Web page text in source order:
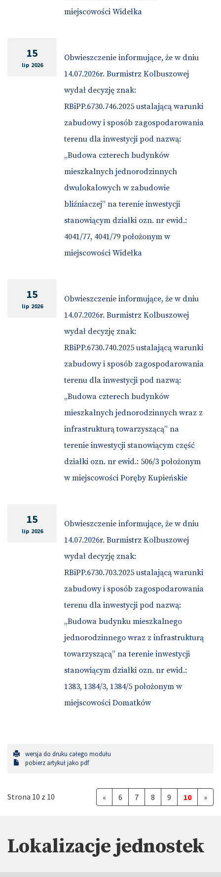
miejscowości Widełka
15
lip 2026
Obwieszczenie informujące, że w dniu
14.07.2026r. Burmistrz Kolbuszowej
wydał decyzję znak:
RBiPP.6730.746.2025 ustalającą warunki
zabudowy i sposób zagospodarowania
terenu dla inwestycji pod nazwą:
„Budowa czterech budynków
mieszkalnych jednorodzinnych
dwulokalowych w zabudowie
bliźniaczej” na terenie inwestycji
stanowiącym działki ozn. nr ewid.:
4041/77, 4041/79 położonym w
miejscowości Widełka
15
lip 2026
Obwieszczenie informujące, że w dniu
14.07.2026r. Burmistrz Kolbuszowej
wydał decyzję znak:
RBiPP.6730.740.2025 ustalającą warunki
zabudowy i sposób zagospodarowania
terenu dla inwestycji pod nazwą:
„Budowa czterech budynków
mieszkalnych jednorodzinnych wraz z
infrastrukturą towarzyszącą” na
terenie inwestycji stanowiącym część
działki ozn. nr ewid.: 506/3 położonym
w miejscowości Poręby Kupieńskie
15
lip 2026
Obwieszczenie informujące, że w dniu
14.07.2026r. Burmistrz Kolbuszowej
wydał decyzję znak:
RBiPP.6730.703.2025 ustalającą warunki
zabudowy i sposób zagospodarowania
terenu dla inwestycji pod nazwą:
„Budowa budynku mieszkalnego
jednorodzinnego wraz z infrastrukturą
towarzyszącą” na terenie inwestycji
stanowiącym działki ozn. nr ewid.:
1383, 1384/3, 1384/5 położonym w
miejscowości Domatków
wersja do druku całego modułu
pobierz artykuł jako pdf
Strona 10 z 10 « 6 7 8 9 10 »
Lokalizacje jednostek